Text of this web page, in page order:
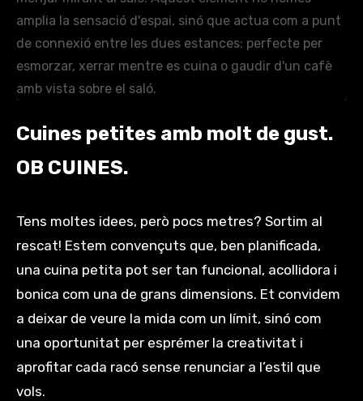
Cuines petites amb molt de gust.
OB CUINES.
Tens moltes idees, però pocs metres? Sortim al
rescat! Estem convençuts que, ben planificada,
una cuina petita pot ser tan funcional, acollidora i
bonica com una de grans dimensions. Et convidem
a deixar de veure la mida com un límit, sinó com
una oportunitat per esprémer la creativitat i
aprofitar cada racó sense renunciar a l’estil que
vols.